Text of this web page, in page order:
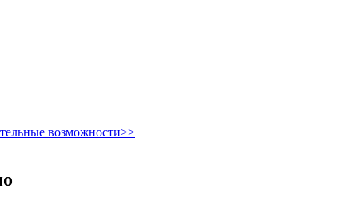
возможности>>